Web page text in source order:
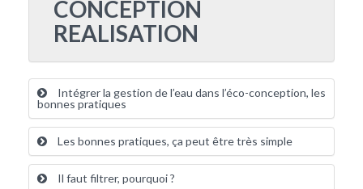
CONCEPTION
REALISATION
Intégrer la gestion de l’eau dans l’éco-conception, les
bonnes pratiques
Les bonnes pratiques, ça peut être très simple
Il faut filtrer, pourquoi ?